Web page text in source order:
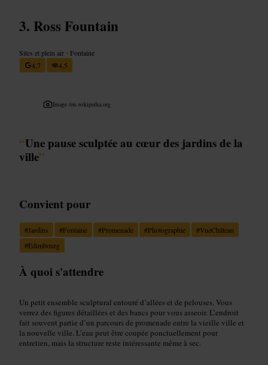
Ross Fountain
Sites et plein air • Fontaine
4,7
4,5
Image /en.wikipedia.org
“Une pause sculptée au cœur des jardins de la
ville”
Convient pour
#Jardins #Fontaine #Promenade #Photographie #VueChâteau
#Edimbourg
À quoi s'attendre
Un petit ensemble sculptural entouré d’allées et de pelouses. Vous
verrez des figures détaillées et des bancs pour vous asseoir. L’endroit
fait souvent partie d’un parcours de promenade entre la vieille ville et
la nouvelle ville. L’eau peut être coupée ponctuellement pour
entretien, mais la structure reste intéressante même à sec.